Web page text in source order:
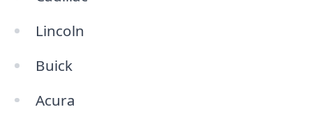
Lincoln
Buick
Acura